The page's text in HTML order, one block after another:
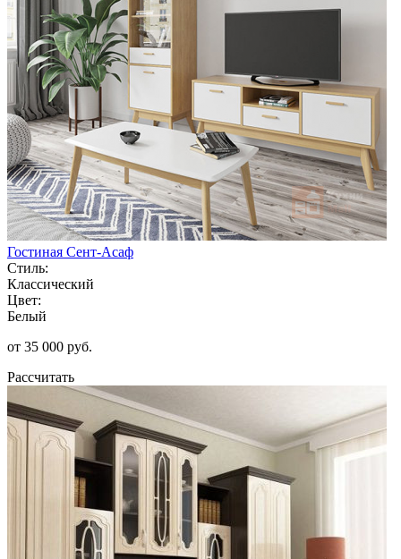
Гостиная Сент-Асаф
Стиль:
Классический
Цвет:
Белый
от 35 000 руб.
Рассчитать